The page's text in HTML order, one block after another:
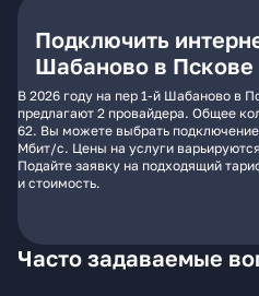
Подключить
Шабаново в Пскове
В 2026 году на пер 1-й Шабаново в
предлагают 2 провайдера. Общее
62. Вы можете выбрать
Мбит/с. Цены на услуги
Подайте заявку на подходящий
и стоимость.
Часто задаваемые